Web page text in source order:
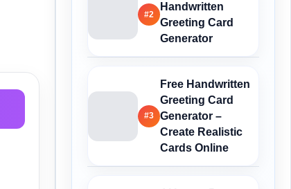
#2
Handwritten
Greeting Card
Generator
#3
Free Handwritten
Greeting Card
Generator –
Create Realistic
Cards Online